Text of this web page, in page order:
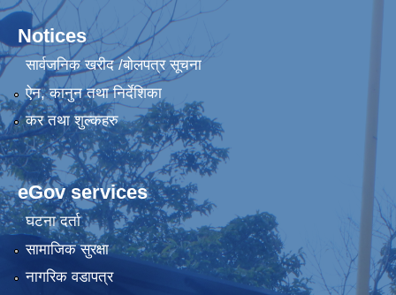
Notices
सार्वजनिक खरीद /बोलपत्र सूचना
ऐन, कानुन तथा निर्देशिका
कर तथा शुल्कहरु
eGov services
घटना दर्ता
सामाजिक सुरक्षा
नागरिक वडापत्र